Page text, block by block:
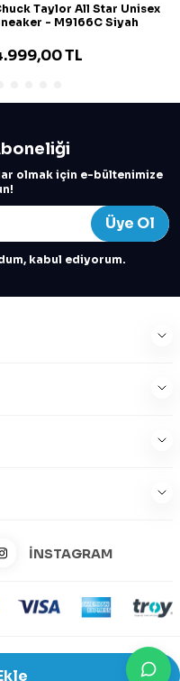
Taylor All Star Unisex
- M9166C Siyah
TL
olmak için e-bültenimize
Üye Ol
kabul ediyorum.
İNSTAGRAM
Saklıdır.